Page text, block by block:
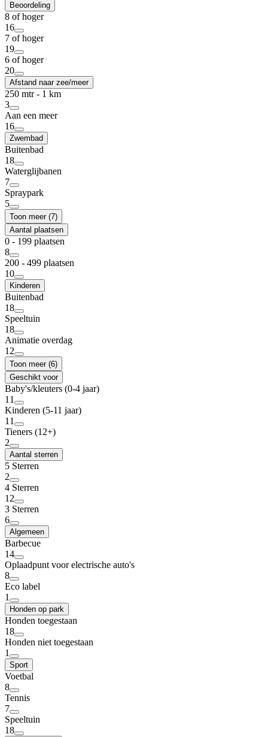
Beoordeling
8 of hoger
16
7 of hoger
19
6 of hoger
20
Afstand naar zee/meer
250 mtr - 1 km
3
Aan een meer
16
Zwembad
Buitenbad
18
Waterglijbanen
7
Spraypark
5
Toon meer (7)
Aantal plaatsen
0 - 199 plaatsen
8
200 - 499 plaatsen
10
Kinderen
Buitenbad
18
Speeltuin
18
Animatie overdag
12
Toon meer (6)
Geschikt voor
Baby's/kleuters (0-4 jaar)
11
Kinderen (5-11 jaar)
11
Tieners (12+)
2
Aantal sterren
5 Sterren
2
4 Sterren
12
3 Sterren
6
Algemeen
Barbecue
14
Oplaadpunt voor electrische auto's
8
Eco label
1
Honden op park
Honden toegestaan
18
Honden niet toegestaan
1
Sport
Voetbal
8
Tennis
7
Speeltuin
18